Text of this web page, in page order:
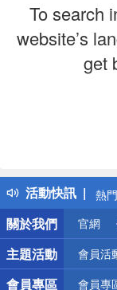
To search
website’s
get
活動快訊
得
熱
銀
偏
詐
關於我們
官網
主題活動 會員活
會員專區 會員專